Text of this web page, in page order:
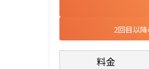
2回目以
料金